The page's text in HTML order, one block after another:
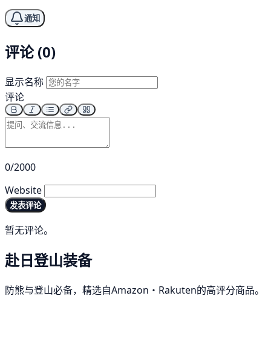
通知
评论 (0)
显示名称
评论
0/2000
Website
发表评论
暂无评论。
赴日登山装备
防熊与登山必备，精选自Amazon・Rakuten的高评分商品。